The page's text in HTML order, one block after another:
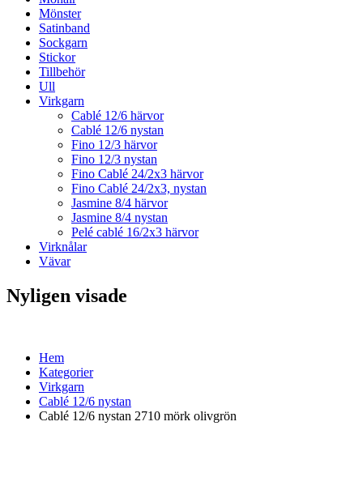
Mönster
Satinband
Sockgarn
Stickor
Tillbehör
Ull
Virkgarn
Cablé 12/6 härvor
Cablé 12/6 nystan
Fino 12/3 härvor
Fino 12/3 nystan
Fino Cablé 24/2x3 härvor
Fino Cablé 24/2x3, nystan
Jasmine 8/4 härvor
Jasmine 8/4 nystan
Pelé cablé 16/2x3 härvor
Virknålar
Vävar
Nyligen visade
Hem
Kategorier
Virkgarn
Cablé 12/6 nystan
Cablé 12/6 nystan 2710 mörk olivgrön